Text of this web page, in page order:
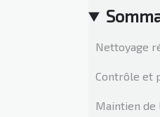
Nettoyage
Contrôle et
Maintien de